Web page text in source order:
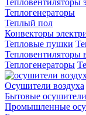
Тепловентиляторы
Теплогенераторы
Теплый пол
Конвекторы
Тепловые пушки
Тепловентиляторы
Теплогенераторы
Осушители воздуха
Бытовые осушители
Промышленные